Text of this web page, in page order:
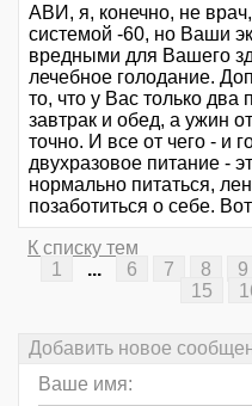
АВИ, я, конечно, не
системой -60, но Ваши
вредными для Вашего
лечебное голодание.
то, что у Вас только
завтрак и обед, а ужин
точно. И все от чего - и
двухразовое питание -
нормально питаться,
позаботиться о себе.
К списку тем
1
... 6 7 8 9
15
Добавить новое
Ваше имя: